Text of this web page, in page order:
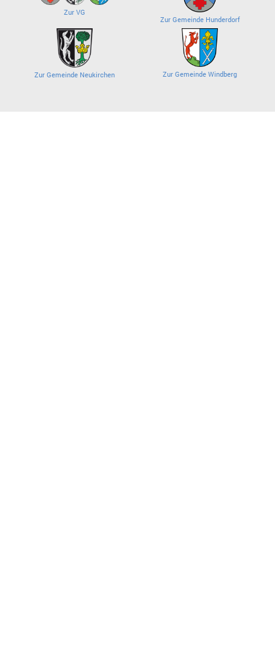
Zur VG
Zur Gemeinde Hunderdorf
Zur Gemeinde Neukirchen Zur Gemeinde Windberg